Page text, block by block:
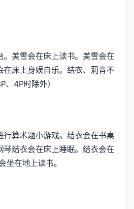
美雪会在床上读书。 美雪会在
在床上身娱自乐。 结衣、莉音不
、4P时除外）
算术题小游戏。 结衣会在书桌
琴结衣会在床上睡眠。 结衣会在
坐在地上读书。